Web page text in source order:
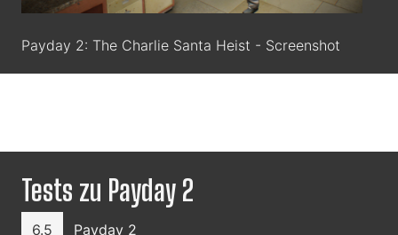
Payday 2: The Charlie Santa Heist - Screenshot
Tests zu Payday 2
6.5 Payday 2